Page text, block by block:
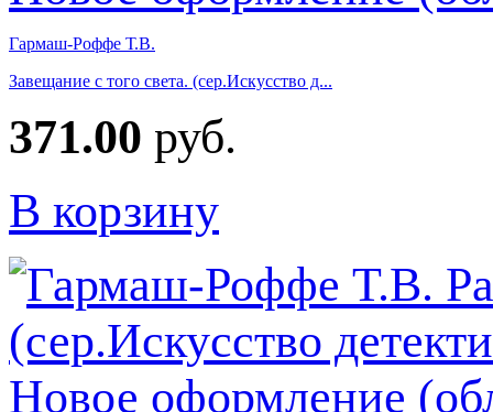
Гармаш-Роффе Т.В.
Завещание с того света. (сер.Искусство д...
371.00 руб.
В корзину